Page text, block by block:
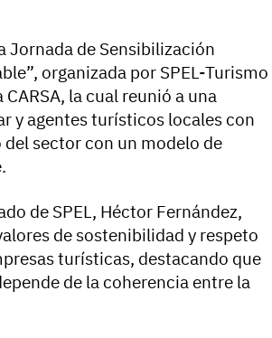
Jornada de Sensibilización
organizada por SPEL-Turismo
la cual reunió a una
y agentes turísticos locales con
sector con un modelo de
de SPEL, Héctor Fernández,
de sostenibilidad y respeto
turísticas, destacando que
de la coherencia entre la